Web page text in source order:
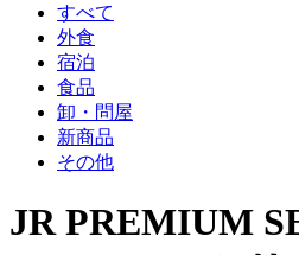
すべて
外食
宿泊
食品
卸・問屋
新商品
その他
JR PREMIUM